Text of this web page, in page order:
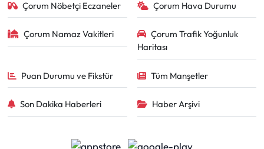
Çorum Nöbetçi Eczaneler Çorum Hava Durumu
Çorum Namaz Vakitleri
Çorum Trafik Yoğunluk
Haritası
Puan Durumu ve Fikstür Tüm Manşetler
Son Dakika Haberleri Haber Arşivi